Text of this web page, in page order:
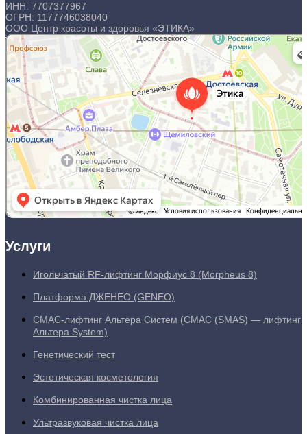
ИНН: 7707377967
ОГРН: 1177746038040
ООО Центр красоты и здоровья «ЭТИКА»
Этика
Косметология в Москве
Эпиляция в Москве
Услуги
Игольчатый RF-лифтинг Морфиус 8 (Morpheus 8)
Платформа ДЖЕНЕО (GENEO)
СМАС-лифтинг Альтера Систем (СМАС (SMAS) — лифтинг
Альтера System)
Генетический тест
Эстетическая косметология
Комбинированная чистка лица
Ультразвуковая чистка лица